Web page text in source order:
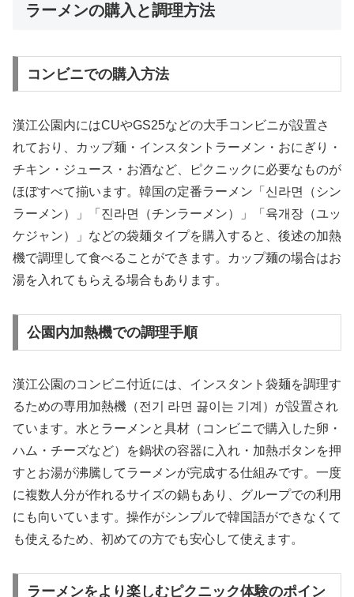
ラーメンの購入と調理方法
コンビニでの購入方法
漢江公園内にはCUやGS25などの大手コンビニが設置さ
れており、カップ麺・インスタントラーメン・おにぎり・
チキン・ジュース・お酒など、ピクニックに必要なものが
ほぼすべて揃います。韓国の定番ラーメン「신라면（シン
ラーメン）」「진라면（チンラーメン）」「육개장（ユッ
ケジャン）」などの袋麺タイプを購入すると、後述の加熱
機で調理して食べることができます。カップ麺の場合はお
湯を入れてもらえる場合もあります。
公園内加熱機での調理手順
漢江公園のコンビニ付近には、インスタント袋麺を調理す
るための専用加熱機（전기 라면 끓이는 기계）が設置され
ています。水とラーメンと具材（コンビニで購入した卵・
ハム・チーズなど）を鍋状の容器に入れ・加熱ボタンを押
すとお湯が沸騰してラーメンが完成する仕組みです。一度
に複数人分が作れるサイズの鍋もあり、グループでの利用
にも向いています。操作がシンプルで韓国語ができなくて
も使えるため、初めての方でも安心して使えます。
ラーメンをより楽しむピクニック体験のポイン